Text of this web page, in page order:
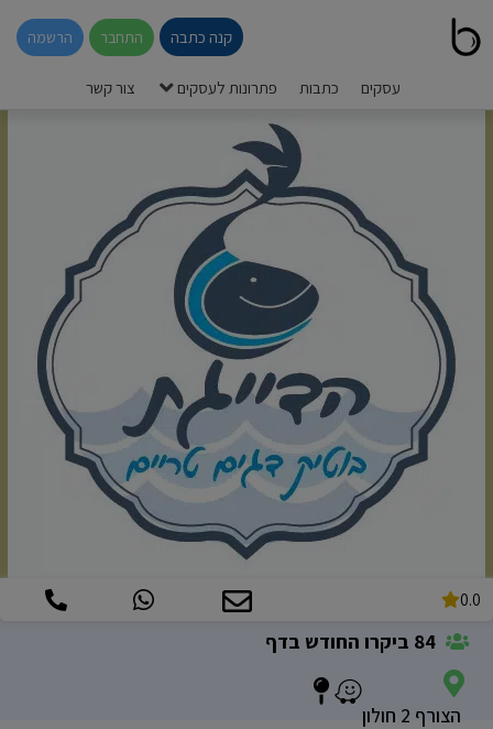
קנה כתבה התחבר הרשמה
עסקים כתבות פתרונות לעסקים צור קשר
0.0
הצורף 2 חולון